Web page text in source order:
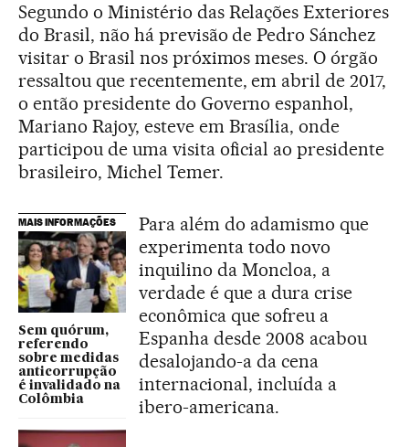
Segundo o Ministério das Relações Exteriores
do Brasil, não há previsão de Pedro Sánchez
visitar o Brasil nos próximos meses. O órgão
ressaltou que recentemente, em abril de 2017,
o então presidente do Governo espanhol,
Mariano Rajoy, esteve em Brasília, onde
participou de uma visita oficial ao presidente
brasileiro, Michel Temer.
MAIS INFORMAÇÕES
Sem quórum,
referendo
sobre medidas
anticorrupção
é invalidado na
Colômbia
Para além do adamismo que
experimenta todo novo
inquilino da Moncloa, a
verdade é que a dura crise
econômica que sofreu a
Espanha desde 2008 acabou
desalojando-a da cena
internacional, incluída a
ibero-americana.